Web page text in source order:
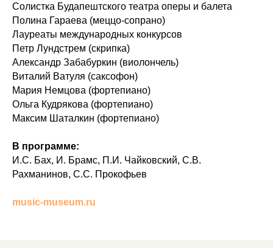
Солистка Будапештского театра оперы и балета
Полина Гараева (меццо-сопрано)
Лауреаты международных конкурсов
Петр Лундстрем (скрипка)
Александр Забабуркин (виолончель)
Виталий Ватуля (саксофон)
Мария Немцова (фортепиано)
Ольга Кудрякова (фортепиано)
Максим Шаталкин (фортепиано)
В программе:
И.С. Бах, И. Брамс, П.И. Чайковский, С.В.
Рахманинов, С.С. Прокофьев
music-museum.ru